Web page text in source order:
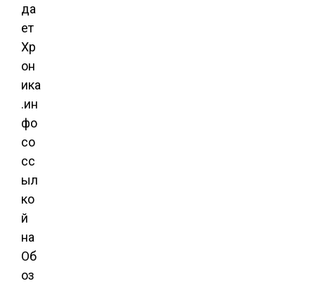
да
ет
Хр
он
ика
.ин
фо
со
сс
ыл
ко
й
на
Об
оз